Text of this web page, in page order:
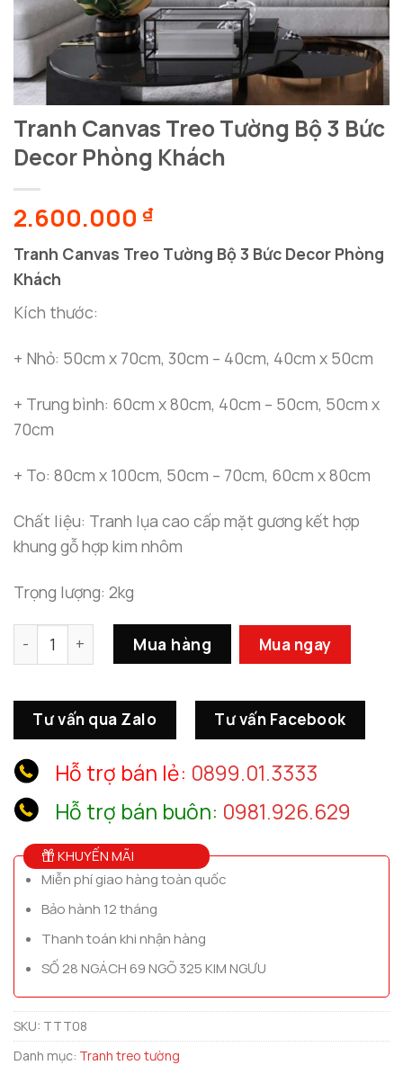
Tranh Canvas Treo Tường Bộ 3 Bức
Decor Phòng Khách
2.600.000 ₫
Tranh Canvas Treo Tường Bộ 3 Bức Decor Phòng
Khách
Kích thước:
+ Nhỏ: 50cm x 70cm, 30cm – 40cm, 40cm x 50cm
+ Trung bình: 60cm x 80cm, 40cm – 50cm, 50cm x
70cm
+ To: 80cm x 100cm, 50cm – 70cm, 60cm x 80cm
Chất liệu: Tranh lụa cao cấp mặt gương kết hợp
khung gỗ hợp kim nhôm
Trọng lượng: 2kg
Tranh Canvas Treo Tường Bộ 3 Bức Decor Phòng
Mua hàng Mua ngay
Tư vấn qua Zalo Tư vấn Facebook
Hỗ trợ bán lẻ: 0899.01.3333
Hỗ trợ bán buôn: 0981.926.629
KHUYẾN MÃI
Miễn phí giao hàng toàn quốc
Bảo hành 12 tháng
Thanh toán khi nhận hàng
SỐ 28 NGÁCH 69 NGÕ 325 KIM NGƯU
SKU: TTT08
Danh mục: Tranh treo tường